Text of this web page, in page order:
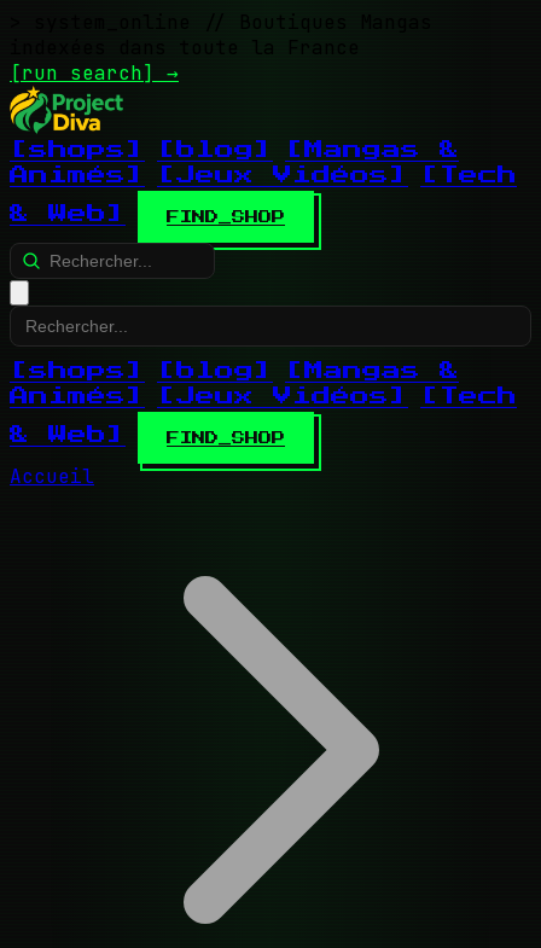
// Boutiques Mangas
indexées dans toute la France
[run search] →
[shops] [blog]
[Mangas &
Animés]
[Jeux Vidéos]
[Tech
& Web]
FIND_SHOP
[shops] [blog]
[Mangas &
Animés]
[Jeux Vidéos]
[Tech
& Web]
FIND_SHOP
Accueil